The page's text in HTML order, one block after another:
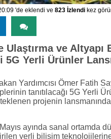
'de eklendi ve 823 İzlendi kez
Ulaştırma ve Altyapı
Yerli Ürünler
Yardımcısı Ömer Fatih
tanıtılacağı 5G Yerli
projenin
ayında sanal ortamda
yerli bilişim